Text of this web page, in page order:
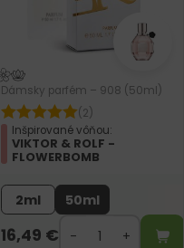
Dámsky parfém – 908 (50ml)
(2)
Inšpirované vôňou:
VIKTOR & ROLF -
FLOWERBOMB
2ml 50ml
16,49 €